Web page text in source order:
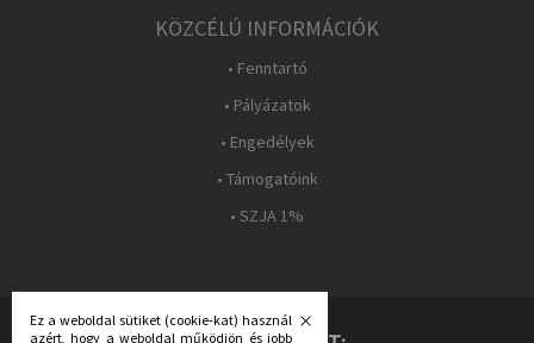
KÖZCÉLÚ INFORMÁCIÓK
• Fenntartó
• Pályázatok
• Engedélyek
• Támogatóink
• SZJA 1%
Ez a weboldal sütiket (cookie-kat) használ
azért, hogy a weboldal működjön és jobb